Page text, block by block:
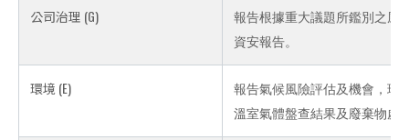
公司治理 (G)
報告根據重大議題所鑑別之風
資安報告。
環境 (E)
報告氣候風險評估及機會，現
溫室氣體盤查結果及廢棄物處